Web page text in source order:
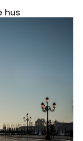
hus